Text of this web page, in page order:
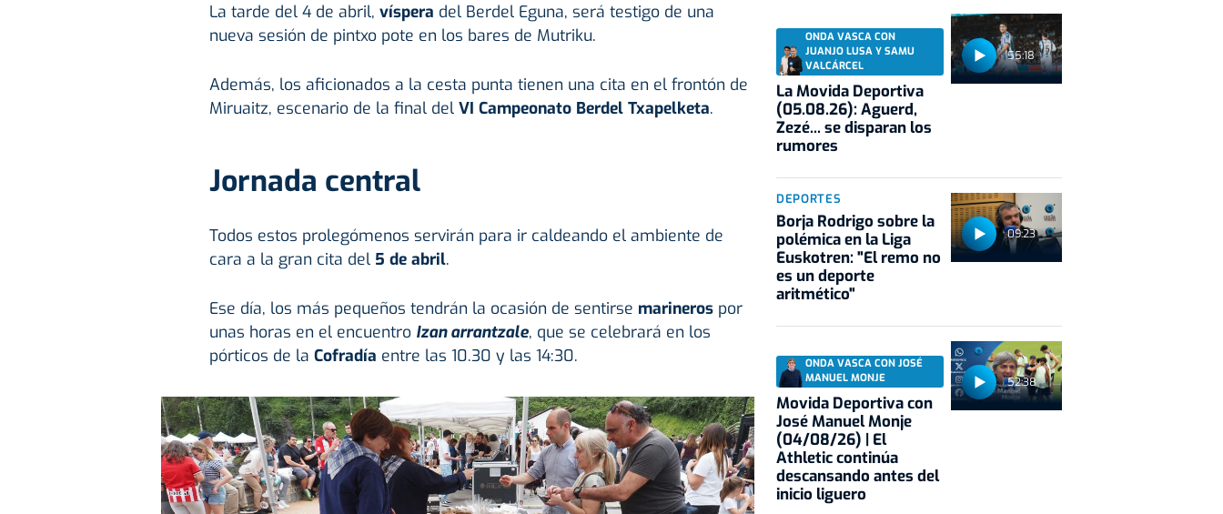
La tarde del 4 de abril, víspera del Berdel Eguna, será testigo de una
nueva sesión de pintxo pote en los bares de Mutriku.
Además, los aficionados a la cesta punta tienen una cita en el frontón de
Miruaitz, escenario de la final del VI Campeonato Berdel Txapelketa.
Jornada central
Todos estos prolegómenos servirán para ir caldeando el ambiente de
cara a la gran cita del 5 de abril.
Ese día, los más pequeños tendrán la ocasión de sentirse marinerospor
unas horas en el encuentro Izan arrantzale, que se celebrará en los
pórticos de la Cofradía entre las 10.30 y las 14:30.
55:18
ONDA VASCA CON
JUANJO LUSA Y SAMU
VALCÁRCEL
La Movida Deportiva
(05.08.26): Aguerd,
Zezé... se disparan los
rumores
09:23
DEPORTES
Borja Rodrigo sobre la
polémica en la Liga
Euskotren: "El remo no
es un deporte
aritmético"
52:38
ONDA VASCA CON JOSÉ
MANUEL MONJE
Movida Deportiva con
José Manuel Monje
(04/08/26) | El
Athletic continúa
descansando antes del
inicio liguero